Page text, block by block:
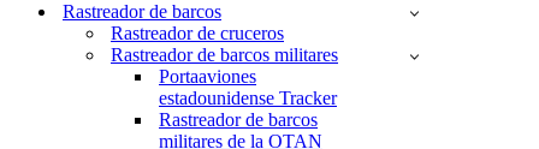
navegaciónRastreador de barcos
Rastreador de cruceros
Rastreador de barcos militares
Portaaviones
estadounidense Tracker
Rastreador de barcos
militares de la OTAN